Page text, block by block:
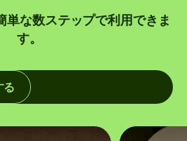
な数ステップで利用できま
す。
る